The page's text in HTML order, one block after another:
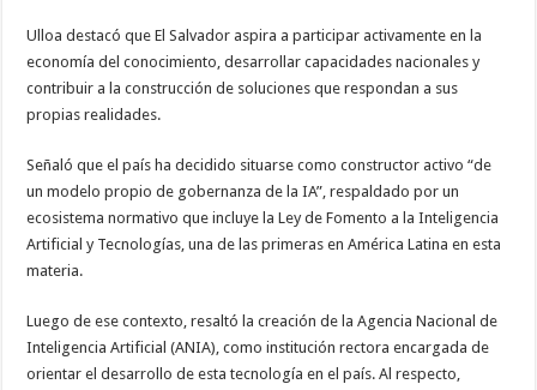
Ulloa destacó que El Salvador aspira a participar activamente en la
economía del conocimiento, desarrollar capacidades nacionales y
contribuir a la construcción de soluciones que respondan a sus
propias realidades.
Señaló que el país ha decidido situarse como constructor activo “de
un modelo propio de gobernanza de la IA”, respaldado por un
ecosistema normativo que incluye la Ley de Fomento a la Inteligencia
Artificial y Tecnologías, una de las primeras en América Latina en esta
materia.
Luego de ese contexto, resaltó la creación de la Agencia Nacional de
Inteligencia Artificial (ANIA), como institución rectora encargada de
orientar el desarrollo de esta tecnología en el país. Al respecto,